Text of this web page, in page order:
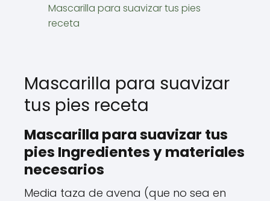
Mascarilla para suavizar tus pies
receta
Mascarilla para suavizar
tus pies receta
Mascarilla para suavizar tus
pies Ingredientes y materiales
necesarios
Media taza de avena (que no sea en